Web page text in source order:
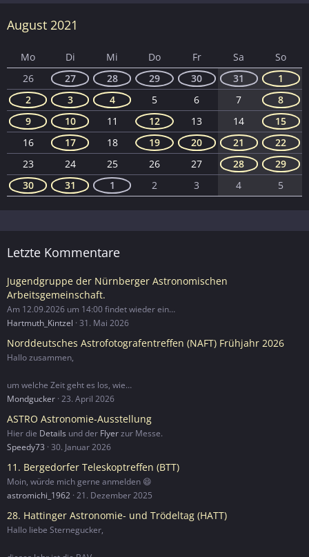
August 2021
Mo Di Mi Do Fr Sa
So
26
27 28 29 30 31
1
2
3 4 5 6 7
8
9
10 11 12 13 14
15
16
17 18 19 20 21
22
23
24 25 26 27 28
29
30
31 1 2 3 4 5
Letzte Kommentare
Jugendgruppe der Nürnberger Astronomischen
Arbeitsgemeinschaft.
Am 12.09.2026 um 14:00 findet wieder ein…
Hartmuth_Kintzel 31. Mai 2026
Norddeutsches Astrofotografentreffen (NAFT) Frühjahr 2026
Hallo zusammen,
um welche Zeit geht es los, wie…
Mondgucker 23. April 2026
ASTRO Astronomie-Ausstellung
Hier die Details und der Flyerzur Messe.
Speedy73 30. Januar 2026
11. Bergedorfer Teleskoptreffen (BTT)
Moin, würde mich gerne anmelden 😄
astromichi_1962 21. Dezember 2025
28. Hattinger Astronomie- und Trödeltag (HATT)
Hallo liebe Sternegucker,